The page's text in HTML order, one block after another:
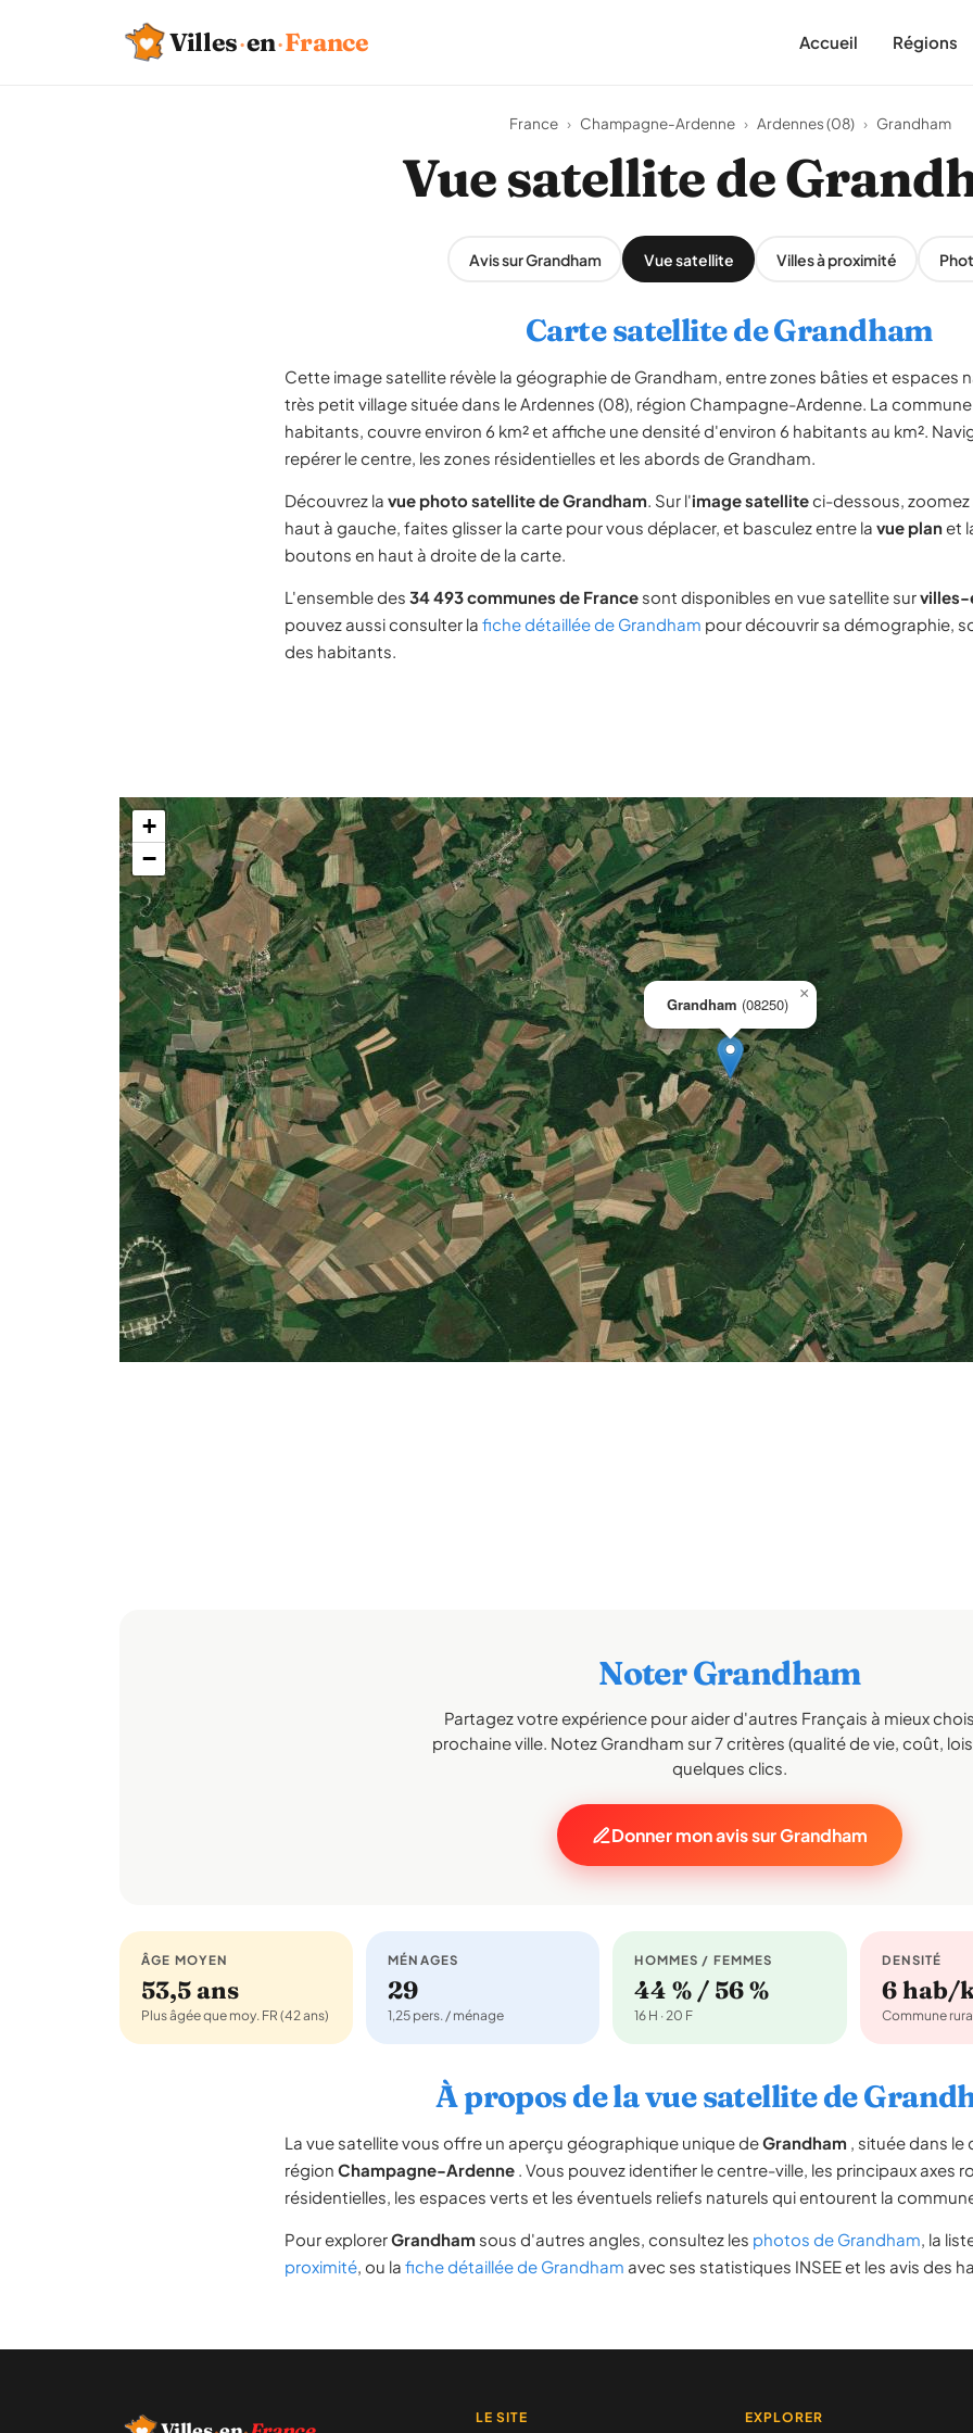
Villes·en·France Accueil Régions
France › Champagne-Ardenne › Ardennes (08) › Grandham
Vue satellite de
Avis sur Grandham Vue satellite Villes à proximité
Carte satellite de Grandham
Cette image satellite révèle la géographie de Grandham, entre zones bâties et espaces
très petit village située dans le Ardennes (08), région Champagne-Ardenne. La
habitants, couvre environ 6 km² et affiche une densité d'environ 6 habitants au km².
repérer le centre, les zones résidentielles et les abords de Grandham.
Découvrez la vue photo satellite de Grandham. Sur l'image satelliteci-dessous,
haut à gauche, faites glisser la carte pour vous déplacer, et basculez entre la vue planet
boutons en haut à droite de la carte.
L'ensemble des 34 493 communes de France sont disponibles en vue satellite sur
pouvez aussi consulter la fiche détaillée de Grandham pour découvrir sa démographie,
des habitants.
Grandham (08250)
×
+
−
Noter Grandham
Partagez votre expérience pour aider d'autres Français à mieux
prochaine ville. Notez Grandham sur 7 critères (qualité de vie, coût,
quelques clics.
Donner mon avis sur Grandham
ÂGE MOYEN
53,5 ans
Plus âgée que moy. FR (42 ans)
MÉNAGES
29
1,25 pers. / ménage
HOMMES / FEMMES
44 % / 56 %
16 H · 20 F
DENSITÉ
6 hab/
Commune
À propos de la vue satellite de
La vue satellite vous offre un aperçu géographique unique deGrandham , située dans
région Champagne-Ardenne . Vous pouvez identifier le centre-ville, les principaux axes
résidentielles, les espaces verts et les éventuels reliefs naturels qui entourent la
Pour explorerGrandham sous d'autres angles, consultez les photos de Grandham, la
proximité, ou la fiche détaillée de Grandham avec ses statistiques INSEE et les avis des
LE SITE EXPLORER